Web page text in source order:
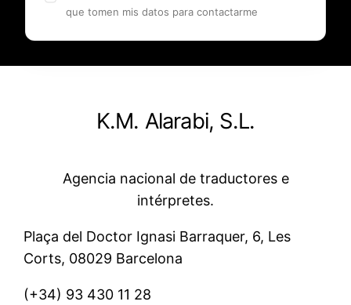
que tomen mis datos para contactarme
K.M. Alarabi, S.L.
Agencia nacional de traductores e
intérpretes.
Plaça del Doctor Ignasi Barraquer, 6, Les
Corts, 08029 Barcelona
(+34) 93 430 11 28